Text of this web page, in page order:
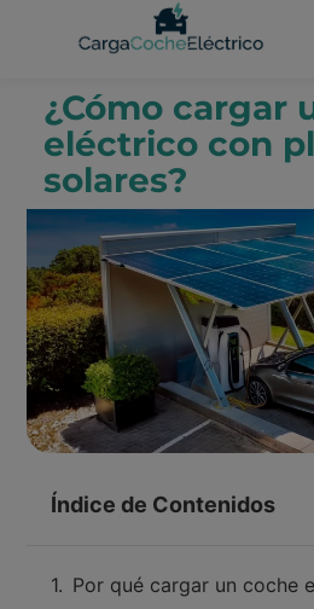
¿Cómo cargar
eléctrico con
solares?
Índice de Contenidos